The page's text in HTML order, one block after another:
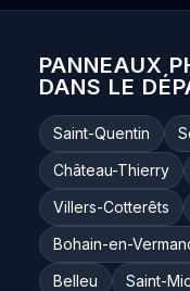
PANNEAUX
DANS LE
Saint-Quentin
Château-Thierry
Villers-Cotterêts
Bohain-en-
Belleu
Saint-